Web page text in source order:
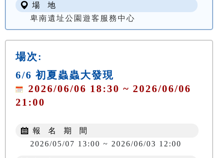
場 地
卑南遺址公園遊客服務中心
場次:
6/6 初夏蟲蟲大發現
2026/06/06 18:30 ~ 2026/06/06
21:00
報 名 期 間
2026/05/07 13:00 ~ 2026/06/03 12:00